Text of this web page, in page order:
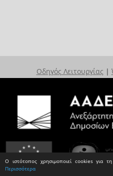
Ο ιστότοπος χρησιμοποιεί cookies για τη
Περισσότερα
Οδηγός Λειτουργίας |